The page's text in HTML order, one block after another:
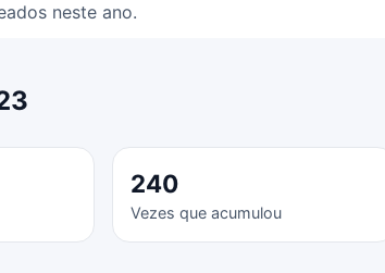
neste ano.
240
Vezes que acumulou